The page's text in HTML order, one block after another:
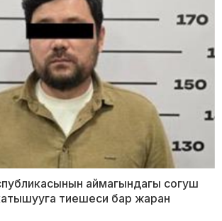
аймагындагы согуш
тиешеси бар жаран